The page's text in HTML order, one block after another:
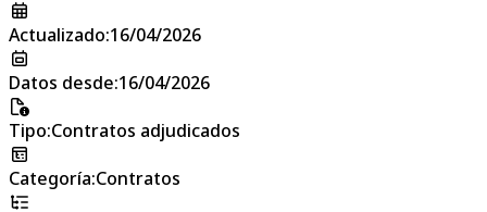
Actualizado:16/04/2026
Datos desde:16/04/2026
Tipo:Contratos adjudicados
Categoría:Contratos